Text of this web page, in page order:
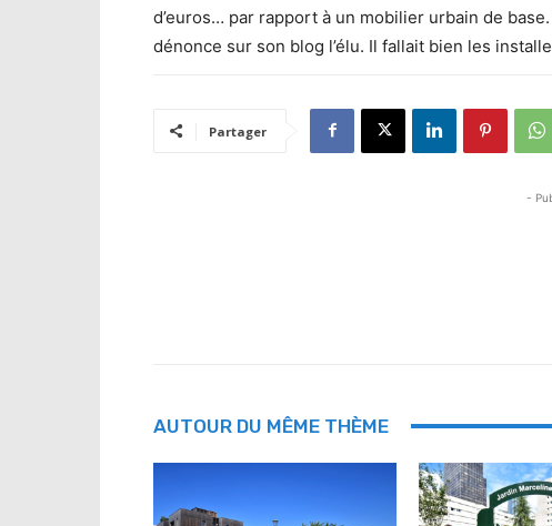
d’euros… par rapport à un mobilier urbain de
dénonce sur son blog l’élu. Il fallait bien les
Partager
-
AUTOUR DU MÊME THÈME